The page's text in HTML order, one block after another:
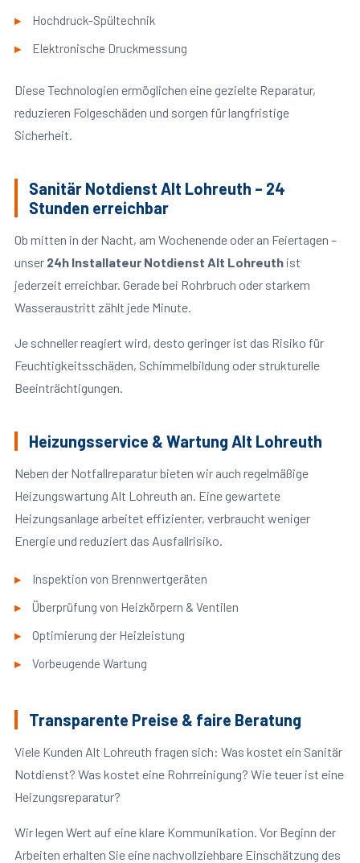
Hochdruck-Spültechnik
Elektronische Druckmessung
Diese Technologien ermöglichen eine gezielte Reparatur,
reduzieren Folgeschäden und sorgen für langfristige
Sicherheit.
Sanitär Notdienst Alt Lohreuth – 24
Stunden erreichbar
Ob mitten in der Nacht, am Wochenende oder an Feiertagen –
unser 24h Installateur Notdienst Alt Lohreuthist
jederzeit erreichbar. Gerade bei Rohrbruch oder starkem
Wasseraustritt zählt jede Minute.
Je schneller reagiert wird, desto geringer ist das Risiko für
Feuchtigkeitsschäden, Schimmelbildung oder strukturelle
Beeinträchtigungen.
Heizungsservice & Wartung Alt Lohreuth
Neben der Notfallreparatur bieten wir auch regelmäßige
Heizungswartung Alt Lohreuth an. Eine gewartete
Heizungsanlage arbeitet effizienter, verbraucht weniger
Energie und reduziert das Ausfallrisiko.
Inspektion von Brennwertgeräten
Überprüfung von Heizkörpern & Ventilen
Optimierung der Heizleistung
Vorbeugende Wartung
Transparente Preise & faire Beratung
Viele Kunden Alt Lohreuth fragen sich: Was kostet ein Sanitär
Notdienst? Was kostet eine Rohrreinigung? Wie teuer ist eine
Heizungsreparatur?
Wir legen Wert auf eine klare Kommunikation. Vor Beginn der
Arbeiten erhalten Sie eine nachvollziehbare Einschätzung des